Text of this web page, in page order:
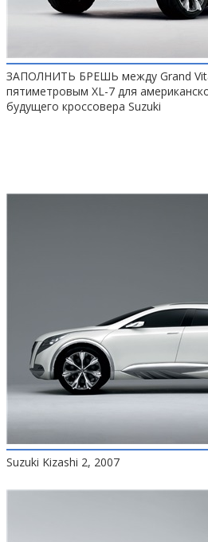
ЗАПОЛНИТЬ БРЕШЬ между Grand
пятиметровым XL-7 для
будущего кроссовера Suzuki
Suzuki Kizashi 2, 2007